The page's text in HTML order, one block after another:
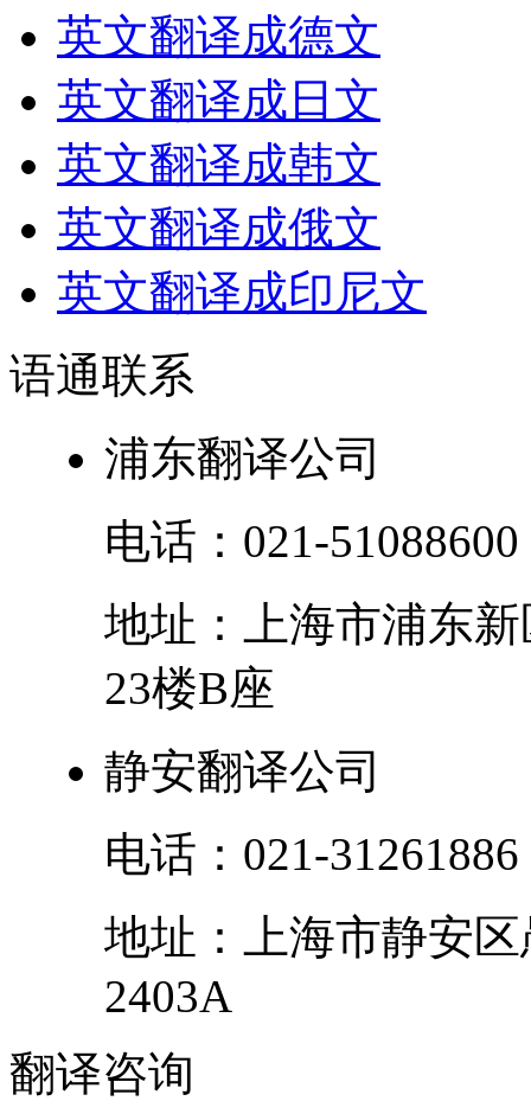
英文翻译成德文
英文翻译成日文
英文翻译成韩文
英文翻译成俄文
英文翻译成印尼文
语通联系
浦东翻译公司
电话： 021-51088600
地址：
上海市浦东新
23楼B座
静安翻译公司
电话： 021-31261886
地址：
上海市静安区
2403A
翻译咨询